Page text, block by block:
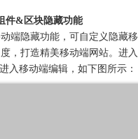
件&区块隐藏功能
端隐藏功能，可自定义隐藏
，打造精美移动端网站。进入
入移动端编辑，如下图所示：